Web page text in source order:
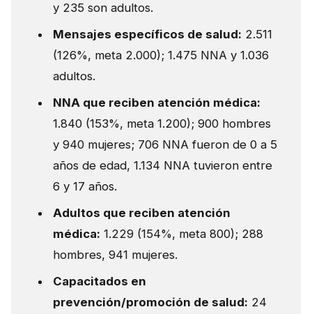
y 235 son adultos.
Mensajes específicos de salud: 2.511
(126%, meta 2.000); 1.475 NNA y 1.036
adultos.
NNA que reciben atención médica:
1.840 (153%, meta 1.200); 900 hombres
y 940 mujeres; 706 NNA fueron de 0 a 5
años de edad, 1.134 NNA tuvieron entre
6 y 17 años.
Adultos que reciben atención
médica: 1.229 (154%, meta 800); 288
hombres, 941 mujeres.
Capacitados en
prevención/promoción de salud: 24